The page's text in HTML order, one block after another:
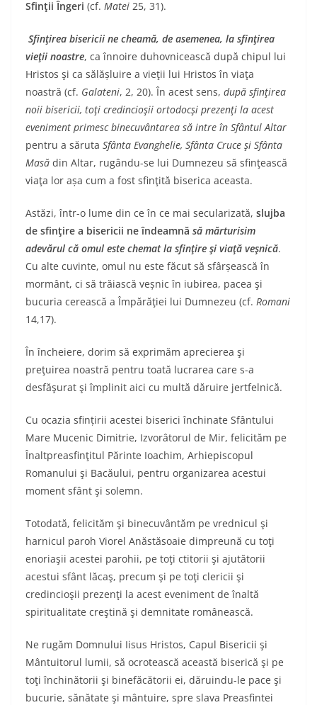
Sfinţii Îngeri (cf. Matei 25, 31).
Sfinţirea bisericii ne cheamă, de asemenea, la sfinţirea
vieţii noastre, ca înnoire duhovnicească după chipul lui
Hristos şi ca sălășluire a vieţii lui Hristos în viaţa
noastră (cf. Galateni, 2, 20). În acest sens, după sfinţirea
noii bisericii, toţi credincioşii ortodocşi prezenţi la acest
eveniment primesc binecuvântarea să intre în Sfântul Altar
pentru a săruta Sfânta Evanghelie, Sfânta Cruce şi Sfânta
Masă din Altar, rugându-se lui Dumnezeu să sfinţească
viaţa lor așa cum a fost sfinţită biserica aceasta.
Astăzi, într-o lume din ce în ce mai secularizată, slujba
de sfinţire a bisericii ne îndeamnă să mărturisim
adevărul că omul este chemat la sfinţire şi viaţă veşnică.
Cu alte cuvinte, omul nu este făcut să sfârșească în
mormânt, ci să trăiască veșnic în iubirea, pacea şi
bucuria cerească a Împărăţiei lui Dumnezeu (cf. Romani
14,17).
În încheiere, dorim să exprimăm aprecierea şi
preţuirea noastră pentru toată lucrarea care s-a
desfăşurat şi împlinit aici cu multă dăruire jertfelnică.
Cu ocazia sfințirii acestei biserici închinate Sfântului
Mare Mucenic Dimitrie, Izvorâtorul de Mir, felicităm pe
Înaltpreasfinţitul Părinte Ioachim, Arhiepiscopul
Romanului şi Bacăului, pentru organizarea acestui
moment sfânt şi solemn.
Totodată, felicităm şi binecuvântăm pe vrednicul şi
harnicul paroh Viorel Anăstăsoaie dimpreună cu toţi
enoriaşii acestei parohii, pe toţi ctitorii şi ajutătorii
acestui sfânt lăcaş, precum şi pe toţi clericii şi
credincioşii prezenţi la acest eveniment de înaltă
spiritualitate creştină şi demnitate românească.
Ne rugăm Domnului Iisus Hristos, Capul Bisericii şi
Mântuitorul lumii, să ocrotească această biserică şi pe
toţi închinătorii şi binefăcătorii ei, dăruindu-le pace şi
bucurie, sănătate şi mântuire, spre slava Preasfintei